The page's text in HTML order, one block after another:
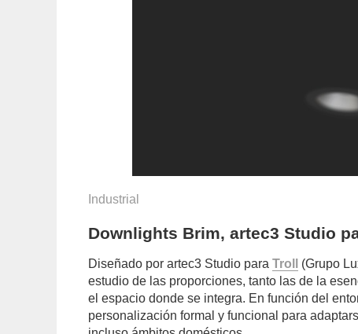
Industrial
Downlights Brim, artec3 Studio
Diseñado por artec3 Studio para Troll (Grupo
estudio de las proporciones, tanto las de la
el espacio donde se integra. En función del
personalización formal y funcional para